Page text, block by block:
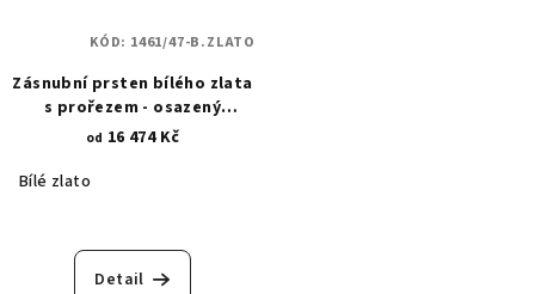
Zásnubní prsten bílého zlata
s prořezem - osazený
zirkonem 3,75 mm 1461
od 16 474 Kč
Bílé zlato
Detail
KÓD: 1461/47-B.ZLATO